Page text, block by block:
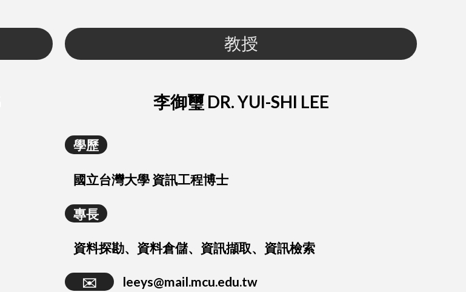
教授
李御璽 DR. YUI-SHI LEE
學歷
國立台灣大學 資訊工程博士
專長
資料探勘、資料倉儲、資訊擷取、資訊檢索
✉️ leeys@mail.mcu.edu.tw